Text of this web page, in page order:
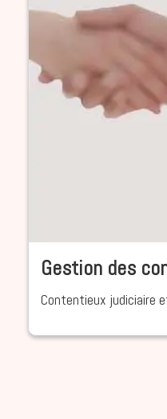
Gestion des
Contentieux judiciaire